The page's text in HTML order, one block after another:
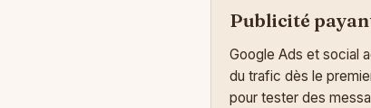
Publicité
Google Ads et social
du trafic dès le
pour tester des